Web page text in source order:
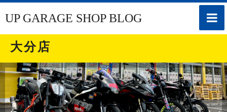
toggle
UP GARAGE SHOP BLOG
大分店